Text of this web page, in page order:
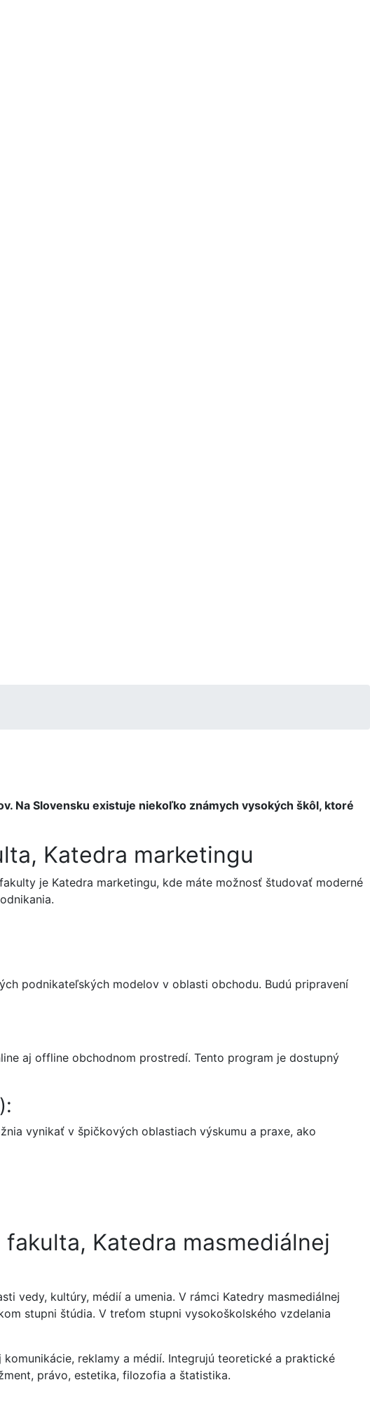
Na Slovensku existuje niekoľko známych vysokých škôl, ktoré
Katedra marketingu
je Katedra marketingu, kde máte možnosť študovať moderné
podnikateľských modelov v oblasti obchodu. Budú pripravení
aj offline obchodnom prostredí. Tento program je dostupný
vynikať v špičkových oblastiach výskumu a praxe, ako
Katedra masmediálnej
vedy, kultúry, médií a umenia. V rámci Katedry masmediálnej
stupni štúdia. V treťom stupni vysokoškolského vzdelania
reklamy a médií. Integrujú teoretické a praktické
právo, estetika, filozofia a štatistika.